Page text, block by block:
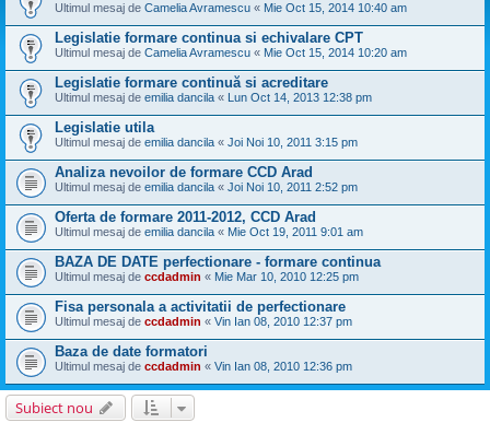
Ultimul mesaj de Camelia Avramescu « Mie Oct 15, 2014 10:40 am
Legislatie formare continua si echivalare CPT
Ultimul mesaj de Camelia Avramescu « Mie Oct 15, 2014 10:20 am
Legislatie formare continuă si acreditare
Ultimul mesaj de emilia dancila « Lun Oct 14, 2013 12:38 pm
Legislatie utila
Ultimul mesaj de emilia dancila « Joi Noi 10, 2011 3:15 pm
Analiza nevoilor de formare CCD Arad
Ultimul mesaj de emilia dancila « Joi Noi 10, 2011 2:52 pm
Oferta de formare 2011-2012, CCD Arad
Ultimul mesaj de emilia dancila « Mie Oct 19, 2011 9:01 am
BAZA DE DATE perfectionare - formare continua
Ultimul mesaj de ccdadmin « Mie Mar 10, 2010 12:25 pm
Fisa personala a activitatii de perfectionare
Ultimul mesaj de ccdadmin « Vin Ian 08, 2010 12:37 pm
Baza de date formatori
Ultimul mesaj de ccdadmin « Vin Ian 08, 2010 12:36 pm
Subiect nou